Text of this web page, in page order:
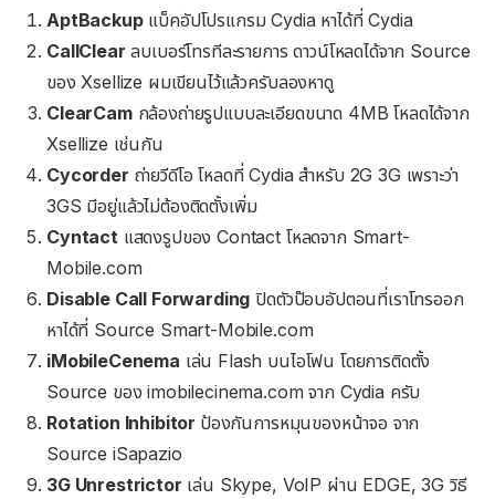
AptBackupแบ็คอัปโปรแกรม Cydia หาได้ที่ Cydia
CallClear ลบเบอร์โทรทีละรายการ ดาวน์โหลดได้จาก Source
ของ Xsellize ผมเขียนไว้แล้วครับลองหาดู
ClearCamกล้องถ่ายรูปแบบละเอียดขนาด 4MB โหลดได้จาก
Xsellize เช่นกัน
Cycorder ถ่ายวีดีโอ โหลดที่ Cydia สำหรับ 2G 3G เพราะว่า
3GS มีอยู่แล้วไม่ต้องติดตั้งเพิ่ม
Cyntactแสดงรูปของ Contact โหลดจาก Smart-
Mobile.com
Disable Call Forwarding ปิดตัวป๊อบอัปตอนที่เราโทรออก
หาได้ที่ Source Smart-Mobile.com
iMobileCenema เล่น Flash บนไอโฟน โดยการติดตั้ง
Source ของ imobilecinema.com จาก Cydia ครับ
Rotation Inhibitor ป้องกันการหมุนของหน้าจอ จาก
Source iSapazio
3G Unrestrictor เล่น Skype, VoIP ผ่าน EDGE, 3G วิธี